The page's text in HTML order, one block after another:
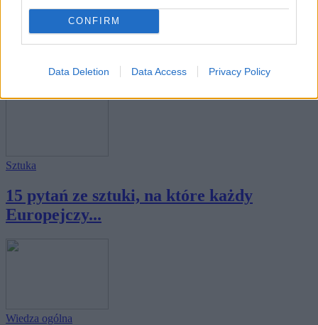
CONFIRM
Data Deletion Data Access Privacy Policy
Historia·Ludzie
Historia Polski - czy skojarzysz osobę z
Sztuka
15 pytań ze sztuki, na które każdy
Europejczy...
Wiedza ogólna